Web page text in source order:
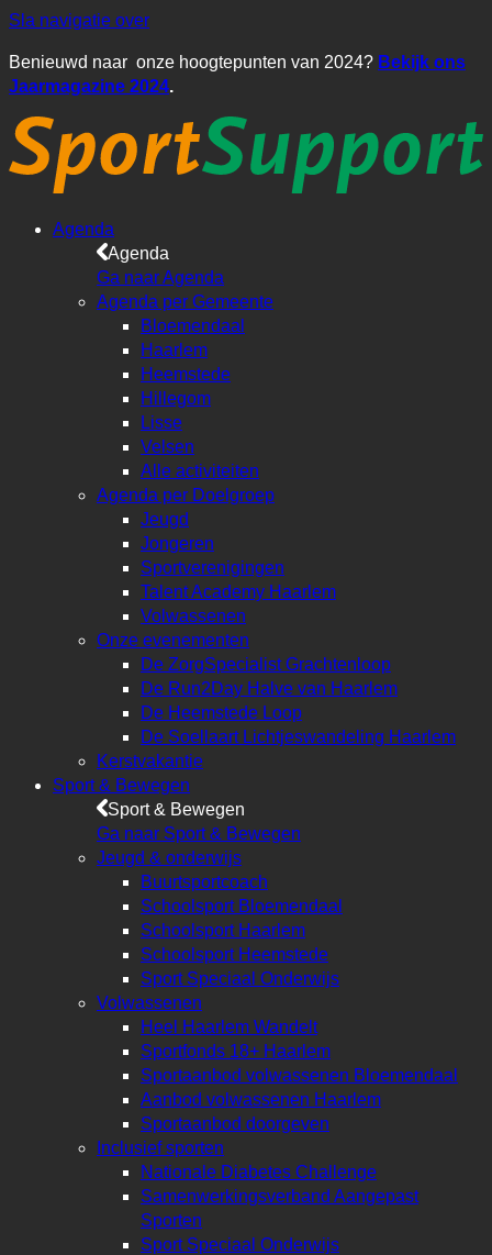
Sla navigatie over
Benieuwd naar onze hoogtepunten van 2024? Bekijk ons
Jaarmagazine 2024.
Agenda
Agenda
Ga naar Agenda
Agenda per Gemeente
Bloemendaal
Haarlem
Heemstede
Hillegom
Lisse
Velsen
Alle activiteiten
Agenda per Doelgroep
Jeugd
Jongeren
Sportverenigingen
Talent Academy Haarlem
Volwassenen
Onze evenementen
De ZorgSpecialist Grachtenloop
De Run2Day Halve van Haarlem
De Heemstede Loop
De Soellaart Lichtjeswandeling Haarlem
Kerstvakantie
Sport & Bewegen
Sport & Bewegen
Ga naar Sport & Bewegen
Jeugd & onderwijs
Buurtsportcoach
Schoolsport Bloemendaal
Schoolsport Haarlem
Schoolsport Heemstede
Sport Speciaal Onderwijs
Volwassenen
Heel Haarlem Wandelt
Sportfonds 18+ Haarlem
Sportaanbod volwassenen Bloemendaal
Aanbod volwassenen Haarlem
Sportaanbod doorgeven
Inclusief sporten
Nationale Diabetes Challenge
Samenwerkingsverband Aangepast
Sporten
Sport Speciaal Onderwijs